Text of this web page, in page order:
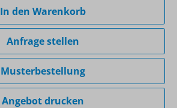
In den Warenkorb
Anfrage stellen
Musterbestellung
Angebot drucken